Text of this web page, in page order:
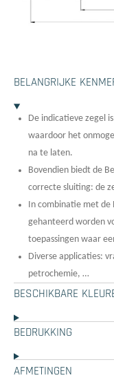
BELANGRIJKE
De indicatieve zegel
waardoor het
na te laten.
Bovendien biedt de
correcte sluiting: de
In combinatie met de
gehanteerd worden
toepassingen waar
Diverse applicaties:
petrochemie, …
BESCHIKBARE
BEDRUKKING
AFMETINGEN